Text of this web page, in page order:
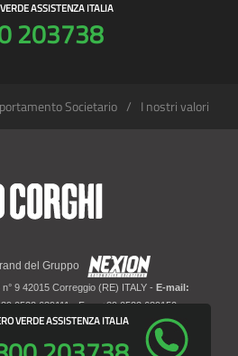
ASSISTENZA ITALIA
203738
Societario I nostri valori
del Gruppo
n° 9 42015 Correggio (RE) ITALY - E-mail:
0522 639111 - Fax: +39 0522 639150
- Registro imprese RE 06260730012 -
- Cap. Soc. Euro 10.000.000 i.v.
VERDE ASSISTENZA ITALIA